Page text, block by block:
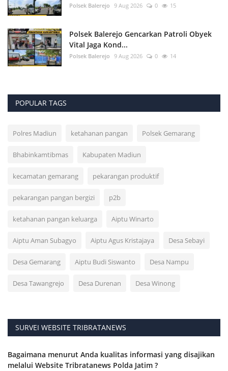
Polsek Balerejo 9 Aug 2026 0 15
Polsek Balerejo Gencarkan Patroli Obyek
Vital Jaga Kond...
Polsek Balerejo 9 Aug 2026 0 14
POPULAR TAGS
Polres Madiun ketahanan pangan Polsek Gemarang
Bhabinkamtibmas Kabupaten Madiun
kecamatan gemarang pekarangan produktif
pekarangan pangan bergizi p2b
ketahanan pangan keluarga Aiptu Winarto
Aiptu Aman Subagyo Aiptu Agus Kristajaya Desa Sebayi
Desa Gemarang Aiptu Budi Siswanto Desa Nampu
Desa Tawangrejo Desa Durenan Desa Winong
SURVEI WEBSITE TRIBRATANEWS
Bagaimana menurut Anda kualitas informasi yang disajikan
melalui Website Tribratanews Polda Jatim ?